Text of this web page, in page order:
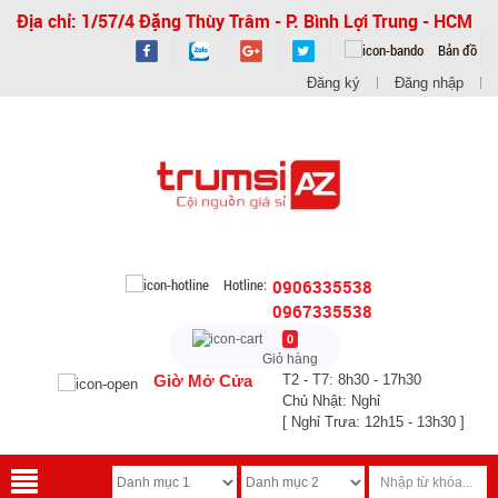
Địa chỉ: 1/57/4 Đặng Thùy Trâm - P. Bình Lợi Trung - HCM
Bản đồ
Đăng ký Đăng nhập
Hotline: 0906335538
0967335538
0
Giỏ hàng
Giờ Mở Cửa
T2 - T7: 8h30 - 17h30
Chủ Nhật: Nghỉ
[ Nghỉ Trưa: 12h15 - 13h30 ]